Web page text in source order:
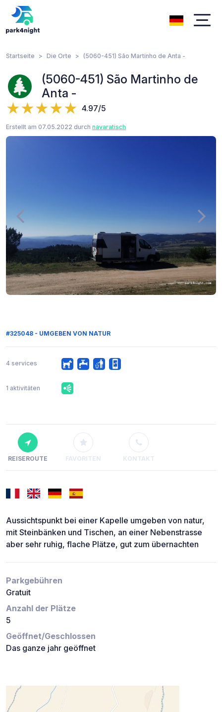
Startseite Die Orte (5060-451) São Martinho de Anta -
(5060-451) São Martinho de
Anta -
4.97/5
Erstellt am 07.05.2022 durch navaratisch
#325048 - UMGEBEN VON NATUR
4 services
1 aktivitäten
REISEROUTE FAVORITEN KONTAKT
Aussichtspunkt bei einer Kapelle umgeben von natur,
mit Steinbänken und Tischen, an einer Nebenstrasse
aber sehr ruhig, flache Plätze, gut zum übernachten
Parkgebühren
Gratuit
Anzahl der Plätze
5
Geöffnet/Geschlossen
Das ganze jahr geöffnet